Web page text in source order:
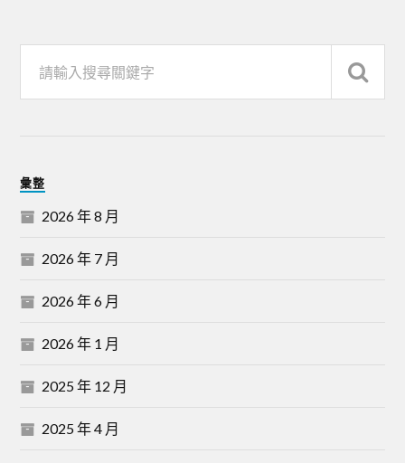
彙整
2026 年 8 月
2026 年 7 月
2026 年 6 月
2026 年 1 月
2025 年 12 月
2025 年 4 月